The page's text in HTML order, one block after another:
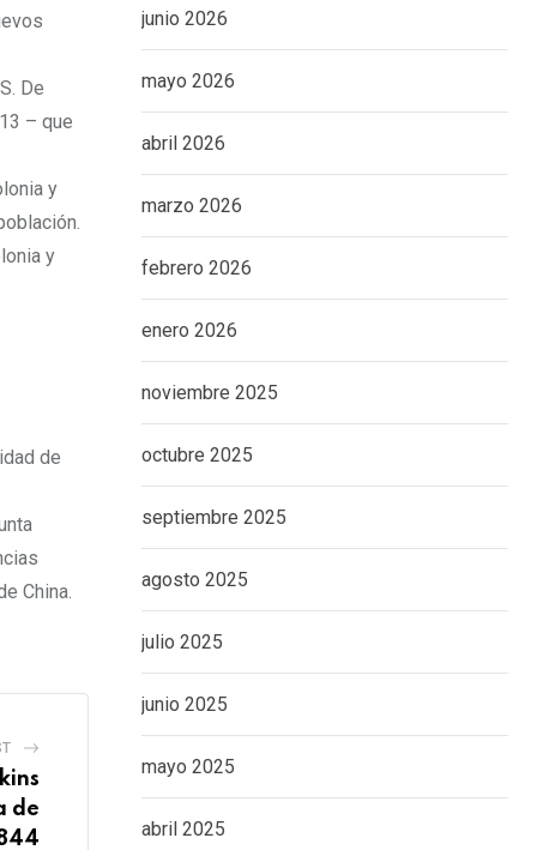
De
– que
y
y
de
China.
de
junio 2026
mayo 2026
abril 2026
marzo 2026
febrero 2026
enero 2026
noviembre 2025
octubre 2025
septiembre 2025
agosto 2025
julio 2025
junio 2025
mayo 2025
abril 2025